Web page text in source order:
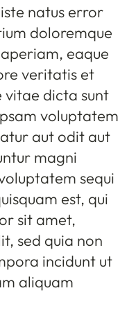
natus error
doloremque
eaque
veritatis et
dicta sunt
voluptatem
aut odit aut
magni
sequi
est, qui
sit amet,
sed quia non
incidunt ut
aliquam